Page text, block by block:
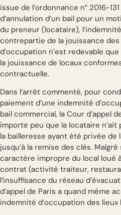
issue de l’ordonnance n° 2016-
d’annulation d’un bail pour un
du preneur (locataire),
contrepartie de la jouissance
d’occupation n’est redevable
la jouissance de locaux
contractuelle.
Dans l’arrêt commenté, pour
paiement d’une indemnité
bail commercial, la Cour d’appel
importe peu que la locataire n’ait
la bailleresse ayant été privée de
jusqu’à la remise des clés.
caractère impropre du local loué
contrat (activité traiteur,
l’insuffisance du réseau
d’appel de Paris a quand même
indemnité d’occupation des lieux